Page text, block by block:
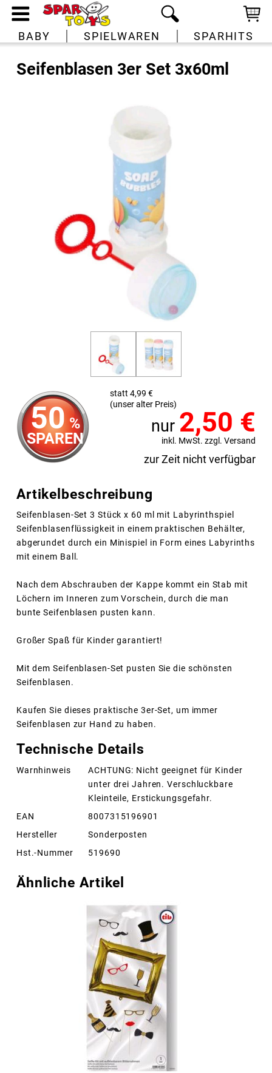
BABY SPIELWAREN SPARHITS
Seifenblasen 3er Set 3x60ml
50 %
SPAREN
statt 4,99 €
(unser alter Preis)
nur 2,50 €
inkl. MwSt. zzgl. Versand
zur Zeit nicht verfügbar
Artikelbeschreibung
Seifenblasen-Set 3 Stück x 60 ml mit Labyrinthspiel
Seifenblasenflüssigkeit in einem praktischen Behälter,
abgerundet durch ein Minispiel in Form eines Labyrinths
mit einem Ball.
Nach dem Abschrauben der Kappe kommt ein Stab mit
Löchern im Inneren zum Vorschein, durch die man
bunte Seifenblasen pusten kann.
Großer Spaß für Kinder garantiert!
Mit dem Seifenblasen-Set pusten Sie die schönsten
Seifenblasen.
Kaufen Sie dieses praktische 3er-Set, um immer
Seifenblasen zur Hand zu haben.
Technische Details
Warnhinweis
ACHTUNG: Nicht geeignet für Kinder
unter drei Jahren. Verschluckbare
Kleinteile, Erstickungsgefahr.
EAN
8007315196901
Hersteller
Sonderposten
Hst.-Nummer
519690
Ähnliche Artikel